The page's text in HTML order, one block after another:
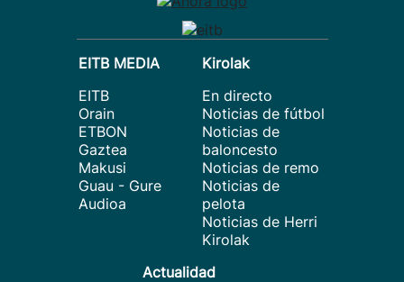
EITB MEDIA
EITB
Orain
ETBON
Gaztea
Makusi
Guau - Gure
Audioa
Kirolak
En directo
Noticias de fútbol
Noticias de
baloncesto
Noticias de remo
Noticias de
pelota
Noticias de Herri
Kirolak
Actualidad